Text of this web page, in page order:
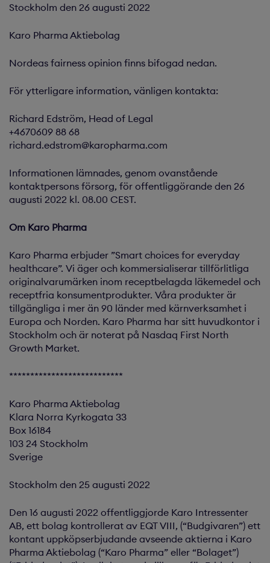
Stockholm den 26 augusti 2022
Karo Pharma Aktiebolag
Nordeas fairness opinion finns bifogad nedan.
För ytterligare information, vänligen kontakta:
Richard Edström, Head of Legal
+4670609 88 68
richard.edstrom@karopharma.com
Informationen lämnades, genom ovanstående
kontaktpersons försorg, för offentliggörande den 26
augusti 2022 kl. 08.00 CEST.
Om Karo Pharma
Karo Pharma erbjuder ”Smart choices for everyday
healthcare”. Vi äger och kommersialiserar tillförlitliga
originalvarumärken inom receptbelagda läkemedel och
receptfria konsumentprodukter. Våra produkter är
tillgängliga i mer än 90 länder med kärnverksamhet i
Europa och Norden. Karo Pharma har sitt huvudkontor i
Stockholm och är noterat på Nasdaq First North
Growth Market.
***************************
Karo Pharma Aktiebolag
Klara Norra Kyrkogata 33
Box 16184
103 24 Stockholm
Sverige
Stockholm den 25 augusti 2022
Den 16 augusti 2022 offentliggjorde Karo Intressenter
AB, ett bolag kontrollerat av EQT VIII, (“Budgivaren”) ett
kontant uppköpserbjudande avseende aktierna i Karo
Pharma Aktiebolag (“Karo Pharma” eller “Bolaget”)